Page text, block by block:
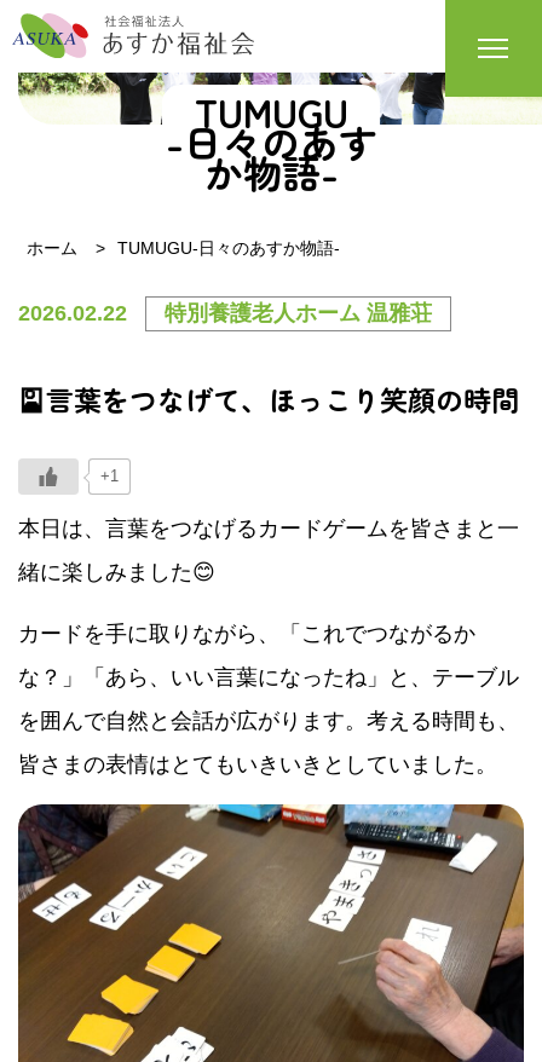
TUMUGU
-日々のあす
か物語-
ホーム TUMUGU-日々のあすか物語-
2026.02.22 特別養護老人ホーム 温雅荘
🎴言葉をつなげて、ほっこり笑顔の時間
+1
本日は、言葉をつなげるカードゲームを皆さまと一
緒に楽しみました😊
カードを手に取りながら、「これでつながるか
な？」「あら、いい言葉になったね」と、テーブル
を囲んで自然と会話が広がります。考える時間も、
皆さまの表情はとてもいきいきとしていました。